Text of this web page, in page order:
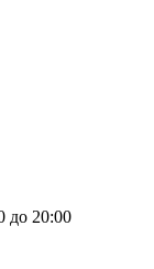
до 20:00